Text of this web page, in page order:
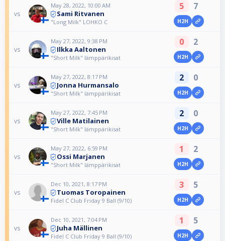
vs
May 28, 2022, 10:00 AM
Sami Ritvanen
"Long Milk" LOHKO C
5 7
H2H
vs
May 27, 2022, 9:38 PM
Ilkka Aaltonen
"Short Milk" lämppärikisat
0 2
H2H
vs
May 27, 2022, 8:17 PM
Jonna Hurmansalo
"Short Milk" lämppärikisat
2 0
H2H
vs
May 27, 2022, 7:45 PM
Ville Matilainen
"Short Milk" lämppärikisat
2 0
H2H
vs
May 27, 2022, 6:59 PM
Ossi Marjanen
"Short Milk" lämppärikisat
1 2
H2H
vs
Dec 10, 2021, 8:17 PM
Tuomas Toropainen
Fidel C Club Friday 9 Ball (9/10)
3 5
H2H
vs
Dec 10, 2021, 7:04 PM
Juha Mällinen
Fidel C Club Friday 9 Ball (9/10)
1 5
H2H